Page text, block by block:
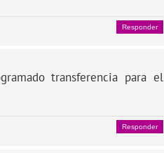
Responder
transferencia para el
Responder